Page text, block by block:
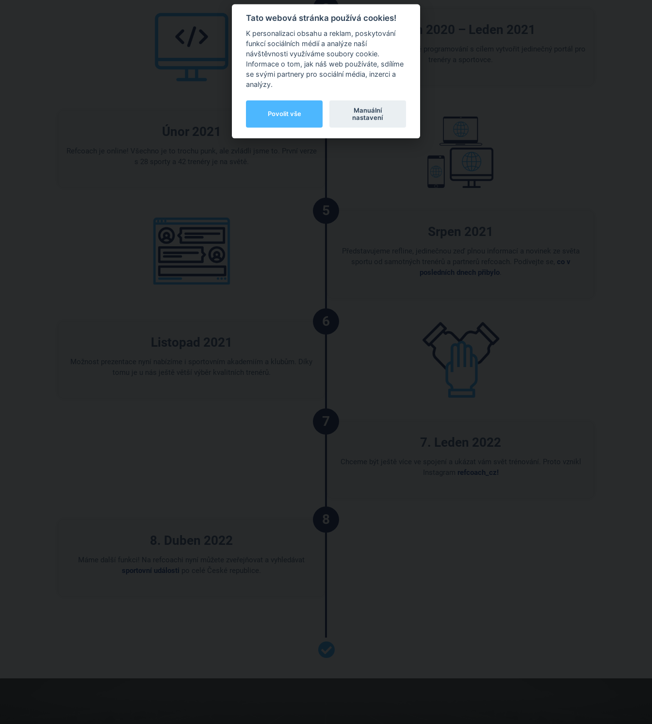
3
Duben 2020 – Leden 2021
Nastávají dlouhé noci plné programování s cílem vytvořit jedinečný portál pro
trenéry a sportovce.
Únor 2021
Refcoach je online! Všechno je to trochu punk, ale zvládli jsme to. První verze
s 28 sporty a 42 trenéry je na světě.
5
Srpen 2021
Představujeme refline, jedinečnou zeď plnou informací a novinek ze světa
sportu od samotných trenérů a partnerů refcoach. Podívejte se, co v
posledních dnech přibylo
6
Listopad 2021
Možnost prezentace nyní nabízíme i sportovním akademiím a klubům. Díky
tomu je u nás ještě větší výběr kvalitních trenérů.
7
7. Leden 2022
Chceme být ještě více ve spojení a ukázat vám svět trénování. Proto vznikl
Instagram refcoach_cz!
8
8. Duben 2022
Máme další funkci! Na refcoachi nyní můžete zveřejňovat a vyhledávat
sportovní události po celé České republice.
Tato webová stránka používá cookies!
K personalizaci obsahu a reklam, poskytování
funkcí sociálních médií a analýze naší
návštěvnosti využíváme soubory cookie.
Informace o tom, jak náš web používáte, sdílíme
se svými partnery pro sociální média, inzerci a
analýzy.
Povolit vše
Manuální
nastavení